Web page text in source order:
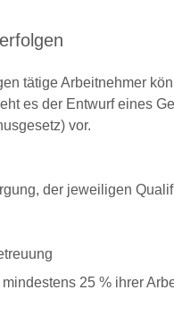
tätige Arbeitnehmer
es der Entwurf eines
vor.
der jeweiligen
25 % ihrer